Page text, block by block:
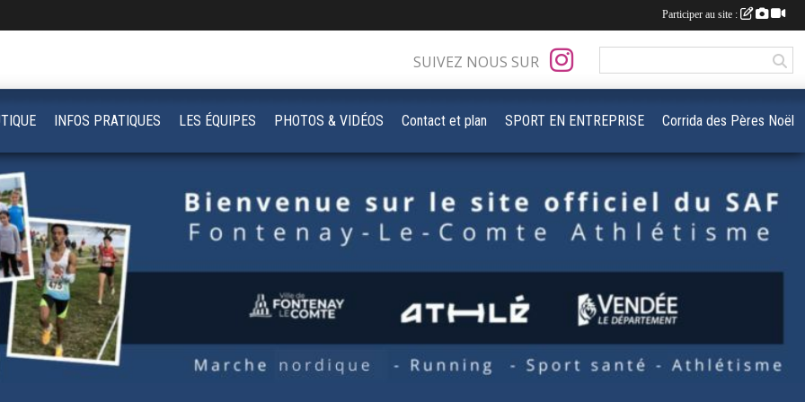
SUIVEZ NOUS SUR
INFOS PRATIQUES LES ÉQUIPES PHOTOS & VIDÉOS Contact et plan SPORT EN ENTREPRISE Corrida des Pères Noël
Participer au site :